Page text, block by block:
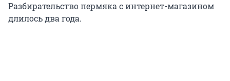
Разбирательство пермяка с интернет-магазином
длилось два года.